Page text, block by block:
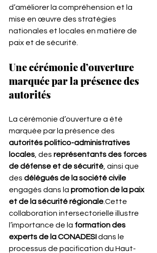
d’améliorer la compréhension et la
mise en œuvre des stratégies
nationales et locales en matière de
paix et de sécurité.
Une cérémonie d’ouverture
marquée par la présence des
autorités
La cérémonie d’ouverture a été
marquée par la présence des
autorités politico-administratives
locales , des représentants des forces
de défense et de sécurité , ainsi que
des délégués de la société civile
engagés dans la promotion de la paix
et de la sécurité régionale.Cette
collaboration intersectorielle illustre
l’importance de la formation des
experts de la CONADESI dans le
processus de pacification du Haut-